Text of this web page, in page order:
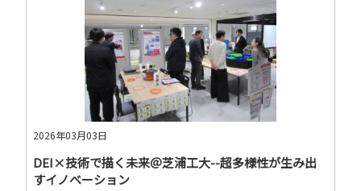
2026年03月03日
DEI×技術で描く未来＠芝浦工大--超多様性が生み出
すイノベーション